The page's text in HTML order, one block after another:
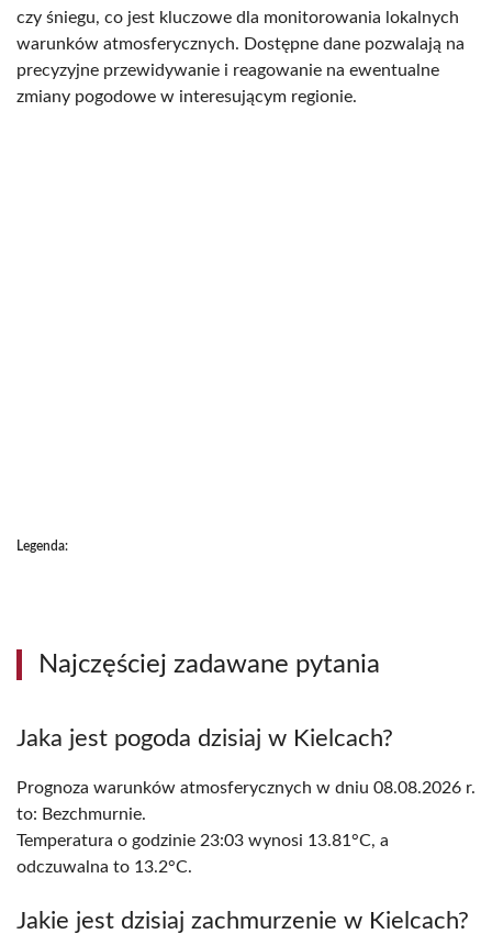
czy śniegu, co jest kluczowe dla monitorowania lokalnych
warunków atmosferycznych. Dostępne dane pozwalają na
precyzyjne przewidywanie i reagowanie na ewentualne
zmiany pogodowe w interesującym regionie.
Legenda:
Najczęściej zadawane pytania
Jaka jest pogoda dzisiaj w Kielcach?
Prognoza warunków atmosferycznych w dniu 08.08.2026 r.
to: Bezchmurnie.
Temperatura o godzinie 23:03 wynosi 13.81°C, a
odczuwalna to 13.2°C.
Jakie jest dzisiaj zachmurzenie w Kielcach?